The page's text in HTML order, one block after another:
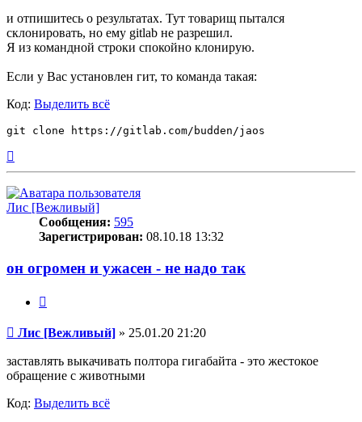
и отпишитесь о результатах. Тут товарищ пытался
склонировать, но ему gitlab не разрешил.
Я из командной строки спокойно клонирую.
Если у Вас установлен гит, то команда такая:
Код: Выделить всё
к
началу
Лис [Вежливый]
Сообщения: 595
Зарегистрирован: 08.10.18 13:32
он огромен и ужасен - не надо так
Сообщение
Лис [Вежливый] » 25.01.20 21:20
заставлять выкачивать полтора гигабайта - это жестокое
обращение с животными
Код: Выделить всё